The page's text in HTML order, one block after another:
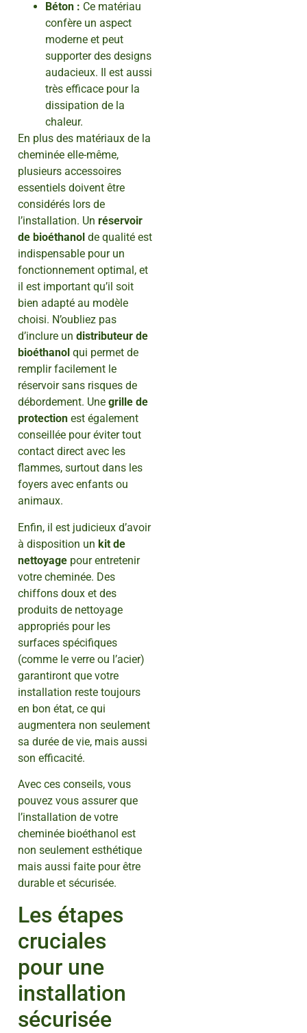
Béton : Ce matériau
confère un aspect
moderne et peut
supporter des designs
audacieux. Il est aussi
très efficace pour la
dissipation de la
chaleur.
En plus des matériaux de la
cheminée elle-même,
plusieurs accessoires
essentiels doivent être
considérés lors de
l’installation. Un réservoir
de bioéthanol de qualité est
indispensable pour un
fonctionnement optimal, et
il est important qu’il soit
bien adapté au modèle
choisi. N’oubliez pas
d’inclure un distributeur de
bioéthanol qui permet de
remplir facilement le
réservoir sans risques de
débordement. Une grille de
protection est également
conseillée pour éviter tout
contact direct avec les
flammes, surtout dans les
foyers avec enfants ou
animaux.
Enfin, il est judicieux d’avoir
à disposition un kit de
nettoyage pour entretenir
votre cheminée. Des
chiffons doux et des
produits de nettoyage
appropriés pour les
surfaces spécifiques
(comme le verre ou l’acier)
garantiront que votre
installation reste toujours
en bon état, ce qui
augmentera non seulement
sa durée de vie, mais aussi
son efficacité.
Avec ces conseils, vous
pouvez vous assurer que
l’installation de votre
cheminée bioéthanol est
non seulement esthétique
mais aussi faite pour être
durable et sécurisée.
Les étapes
cruciales
pour une
installation
sécurisée